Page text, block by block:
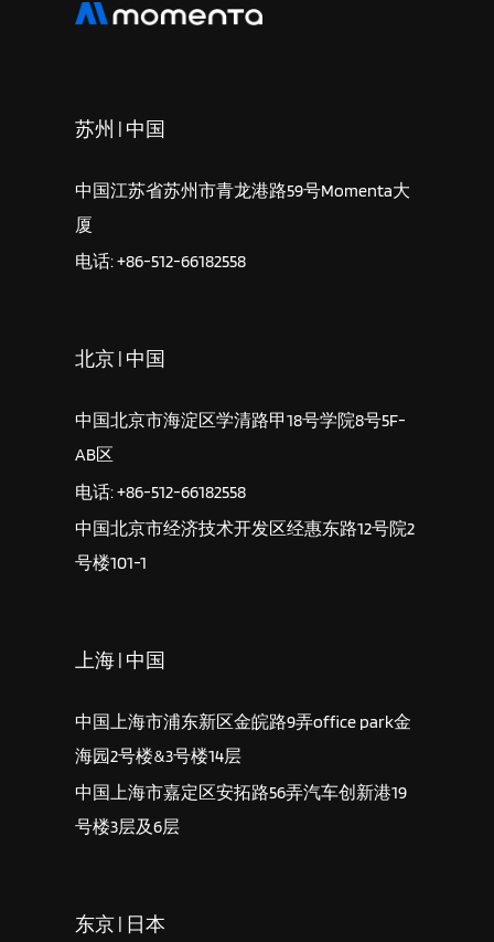
苏州 | 中国
中国江苏省苏州市青龙港路59号Momenta大
厦
电话: +86-512-66182558
北京 | 中国
中国北京市海淀区学清路甲18号学院8号5F-
AB区
电话: +86-512-66182558
中国北京市经济技术开发区经惠东路12号院2
号楼101-1
上海 | 中国
中国上海市浦东新区金皖路9弄office park金
海园2号楼&3号楼14层
中国上海市嘉定区安拓路56弄汽车创新港19
号楼3层及6层
东京 | 日本